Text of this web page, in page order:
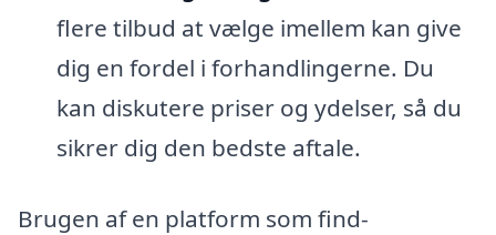
flere tilbud at vælge imellem kan give
dig en fordel i forhandlingerne. Du
kan diskutere priser og ydelser, så du
sikrer dig den bedste aftale.
Brugen af en platform som find-